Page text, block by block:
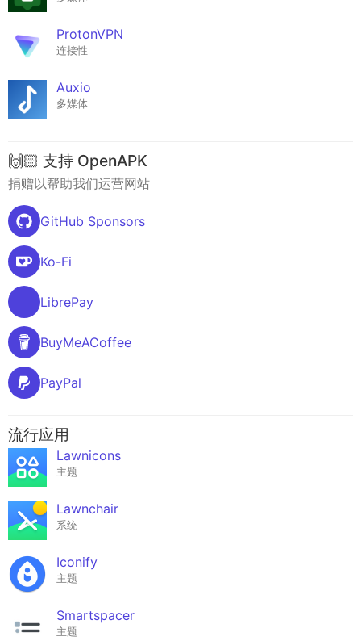
ProtonVPN
连接性
Auxio
多媒体
🙌🏻 支持 OpenAPK
捐赠以帮助我们运营网站
GitHub Sponsors
Ko-Fi
LibrePay
BuyMeACoffee
PayPal
流行应用
Lawnicons
主题
Lawnchair
系统
Iconify
主题
Smartspacer
主题